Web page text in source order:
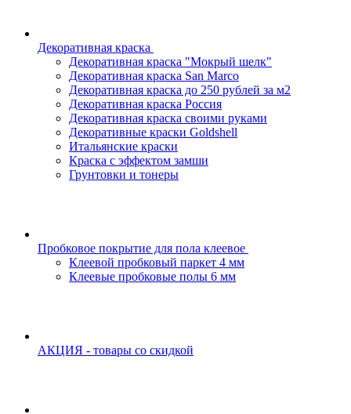
Декоративная краска
Декоративная краска "Мокрый шелк"
Декоративная краска San Marco
Декоративная краска до 250 рублей за м2
Декоративная краска Россия
Декоративная краска своими руками
Декоративные краски Goldshell
Итальянские краски
Краска с эффектом замши
Грунтовки и тонеры
Пробковое покрытие для пола клеевое
Клеевой пробковый паркет 4 мм
Клеевые пробковые полы 6 мм
АКЦИЯ - товары со скидкой